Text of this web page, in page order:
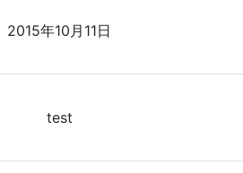
2015年10月11日
test